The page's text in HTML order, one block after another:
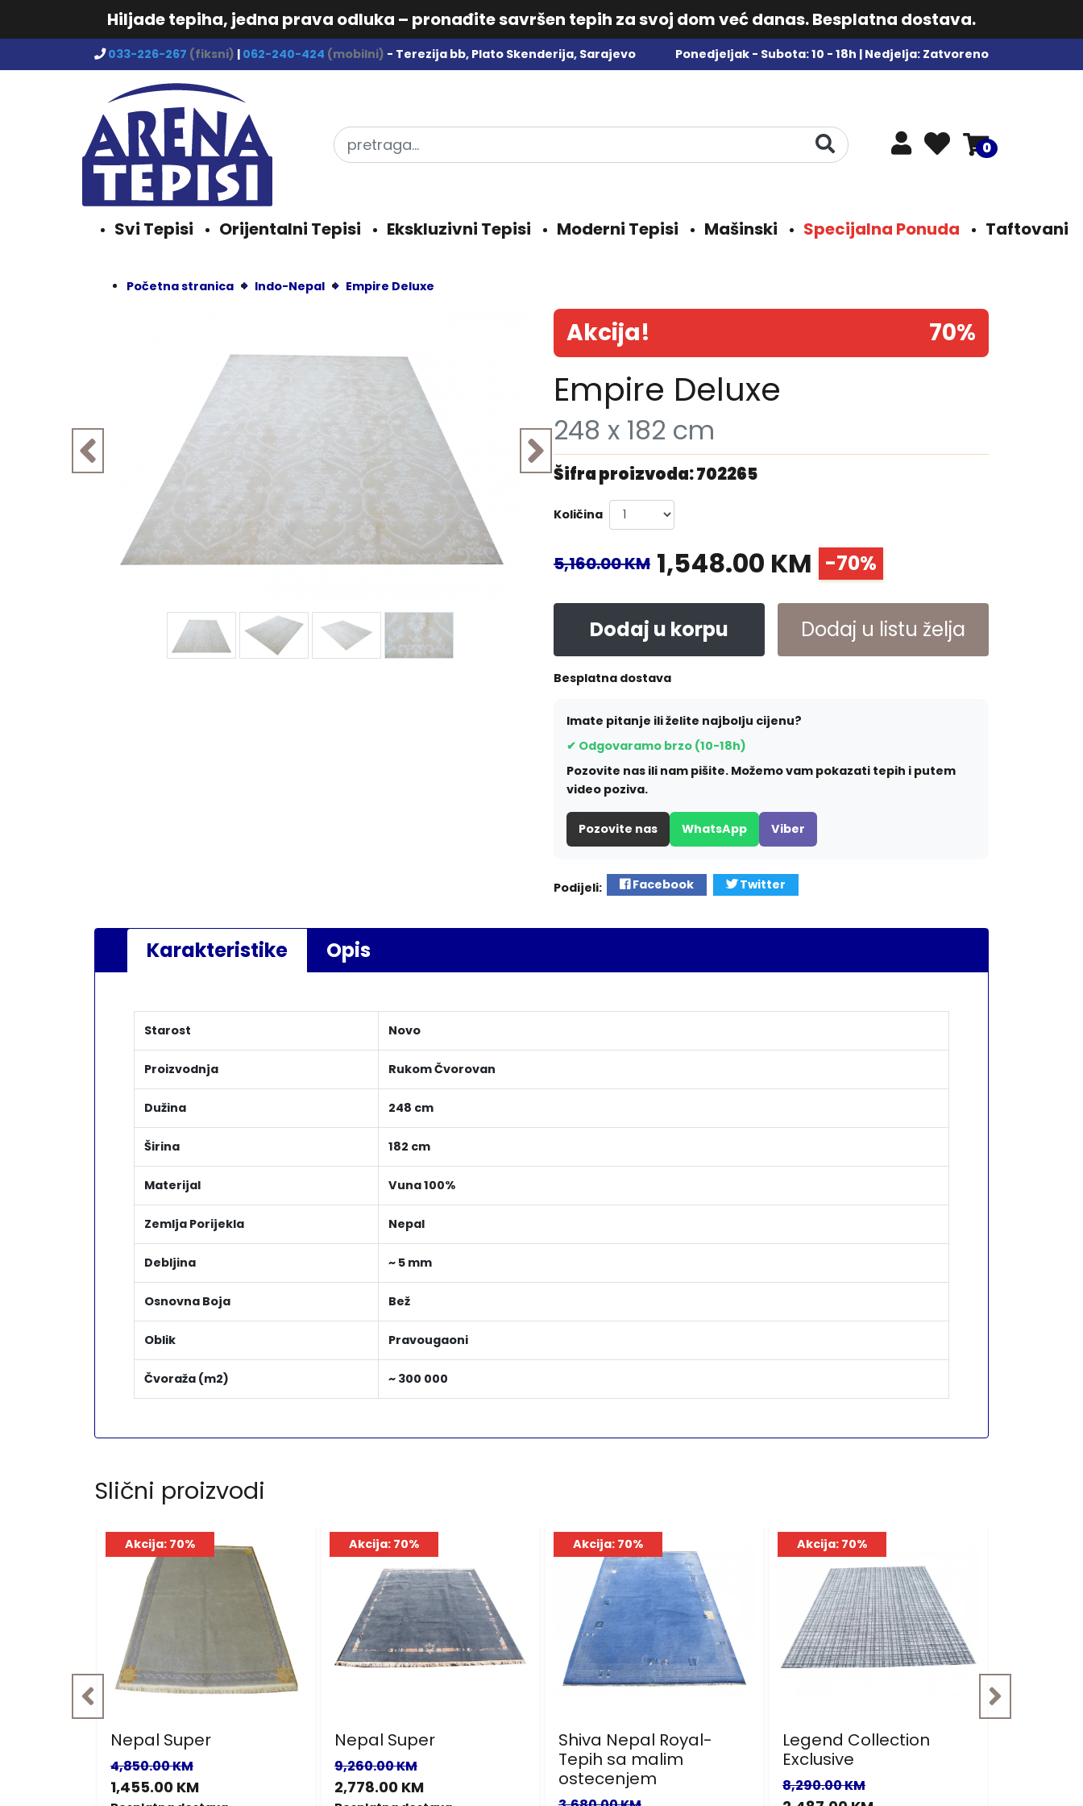
Hiljade tepiha, jedna prava odluka – pronađite savršen tepih za svoj dom već danas. Besplatna dostava.
033-226-267 (fiksni) | 062-240-424 (mobilni) - Terezija bb, Plato Skenderija, Sarajevo Ponedjeljak - Subota: 10 - 18h | Nedjelja: Zatvoreno
0
Svi Tepisi Orijentalni Tepisi Ekskluzivni Tepisi Moderni Tepisi Mašinski Specijalna Ponuda Taftovani
Početna stranica Indo-Nepal Empire Deluxe
Akcija! 70%
Empire Deluxe
248 x 182 cm
Šifra proizvoda: 702265
Količina
5,160.00 KM 1,548.00 KM -70%
Dodaj u korpu Dodaj u listu želja
Besplatna dostava
Imate pitanje ili želite najbolju cijenu?
✔ Odgovaramo brzo (10-18h)
Pozovite nas ili nam pišite. Možemo vam pokazati tepih i putem
video poziva.
Pozovite nas WhatsApp Viber
Podijeli: Facebook Twitter
Karakteristike Opis
Starost Novo
Proizvodnja Rukom Čvorovan
Dužina 248 cm
Širina 182 cm
Materijal Vuna 100%
Zemlja Porijekla Nepal
Debljina ~ 5 mm
Osnovna Boja Bež
Oblik Pravougaoni
Čvoraža (m2) ~ 300 000
Slični proizvodi
Akcija: 70%
Nepal Super
4,850.00 KM
1,455.00 KM
Akcija: 70%
Nepal Super
9,260.00 KM
2,778.00 KM
Akcija: 70%
Shiva Nepal Royal-
Tepih sa malim
ostecenjem
Akcija: 70%
Legend Collection
Exclusive
8,290.00 KM